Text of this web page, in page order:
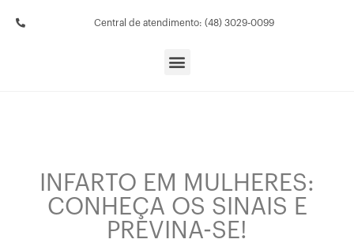
Central de atendimento: (48) 3029-0099
INFARTO EM MULHERES:
CONHEÇA OS SINAIS E
PREVINA-SE!